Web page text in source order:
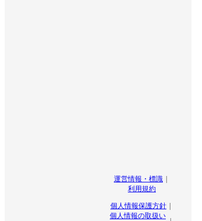
運営情報・標識
利用規約
個人情報保護方針
個人情報の取扱い